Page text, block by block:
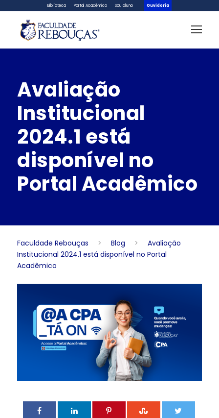
Biblioteca Portal Acadêmico Sou aluno Ouvidoria
Avaliação
Institucional
2024.1 está
disponível no
Portal Acadêmico
Faculdade Rebouças > Blog >
Avaliação
Institucional 2024.1 está disponível no Portal
Acadêmico